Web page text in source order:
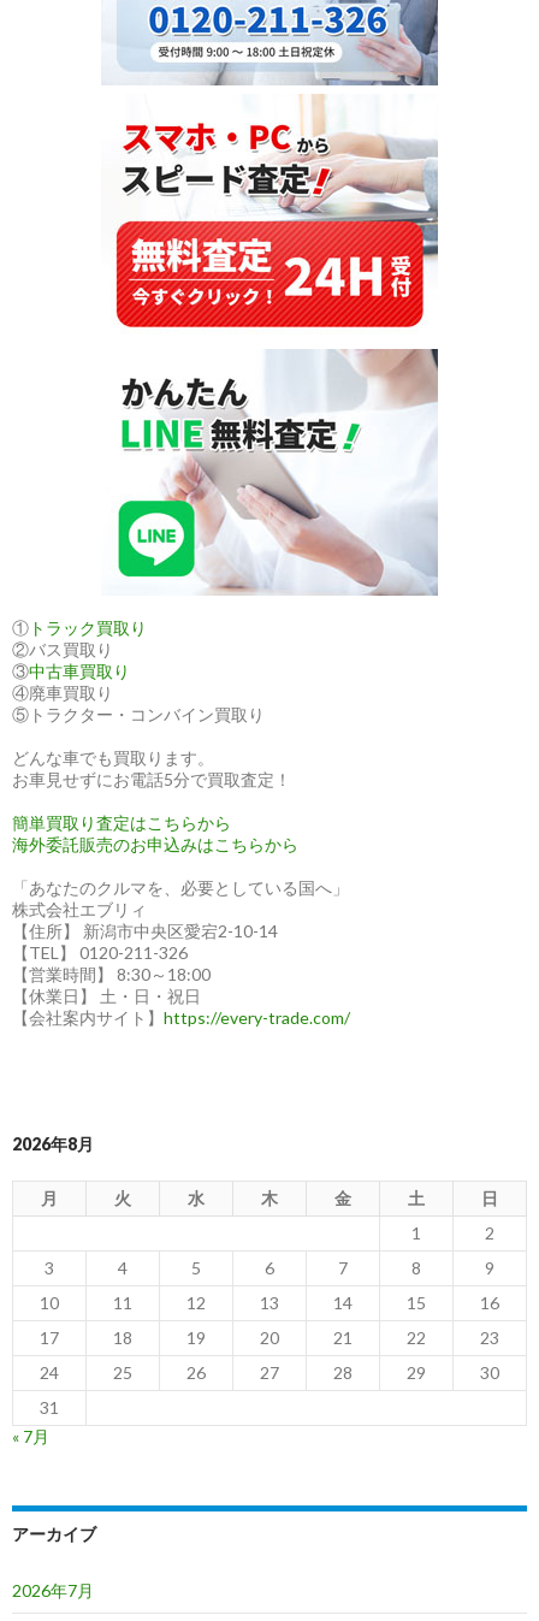
ン
海
外
で
の
需
要
と
高
買
取
の
由
① トラック買取り
②バス買取り
③中古車買取り
④廃車買取り
⑤トラクター・コンバイン買取り
どんな車でも買取ります。
お車見せずにお電話5分で買取査定！
簡単買取り査定はこちらから
海外委託販売のお申込みはこちらから
「あなたのクルマを、必要としている国へ」
株式会社エブリィ
【住所】 新潟市中央区愛宕2-10-14
【TEL】 0120-211-326
【営業時間】 8:30～18:00
【休業日】 土・日・祝日
【会社案内サイト】 https://every-trade.com/
2026年8月
月 火 水 木 金 土
日
1
2
3
4 5 6 7 8
9
10
11 12 13 14 15
16
17
18 19 20 21 22
23
24
25 26 27 28 29
30
31
« 7月
アーカイブ
2026年7月